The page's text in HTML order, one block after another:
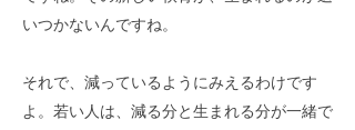
いつかないんですね。
それで、減っているようにみえるわけです
よ。若い人は、減る分と生まれる分が一緒で